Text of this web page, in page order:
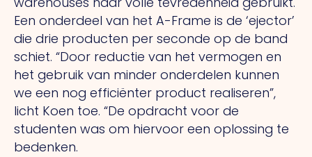
Een onderdeel van het A-Frame is de ‘ejector’
die drie producten per seconde op de band
schiet. “Door reductie van het vermogen en
het gebruik van minder onderdelen kunnen
we een nog efficiënter product realiseren”,
licht Koen toe. “De opdracht voor de
studenten was om hiervoor een oplossing te
bedenken.